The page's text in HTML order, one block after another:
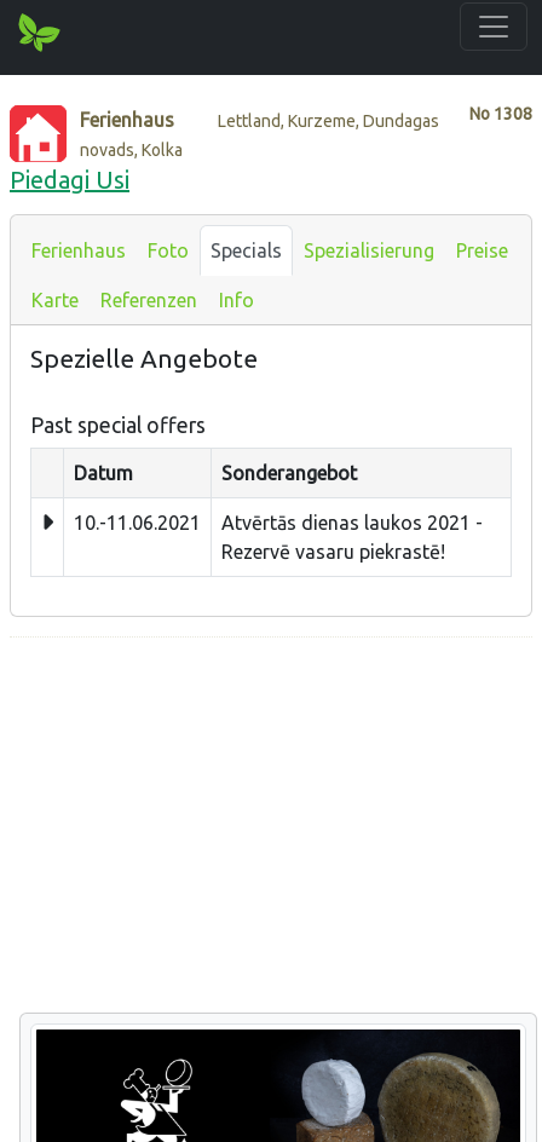
No 1308
Ferienhaus
Lettland, Kurzeme, Dundagas
novads, Kolka
Piedagi Usi
Ferienhaus Foto Specials Spezialisierung Preise
Karte Referenzen Info
Spezielle Angebote
Past special offers
Datum Sonderangebot
10.-11.06.2021
Atvērtās dienas laukos 2021 -
Rezervē vasaru piekrastē!